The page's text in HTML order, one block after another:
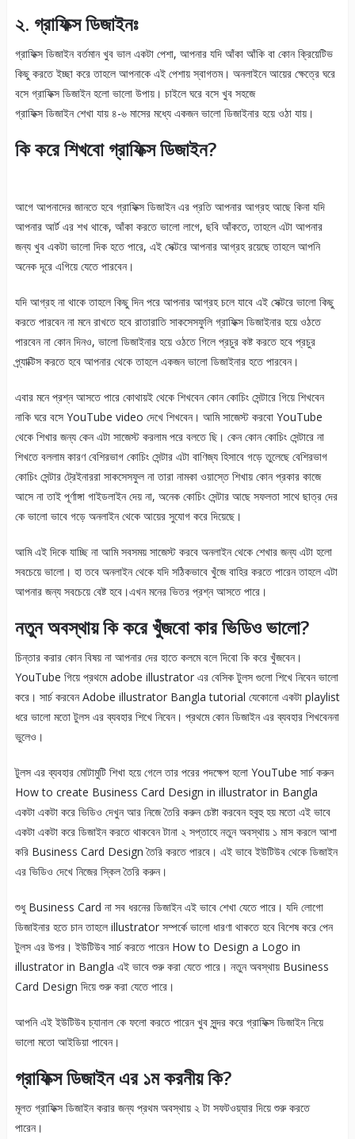
২. গ্রাফিক্স ডিজাইনঃ
গ্রাফিক্স ডিজাইন বর্তমান খুব ভাল একটা পেশা, আপনার যদি আঁকা আঁকি বা কোন ক্রিয়েটিভ
কিছু করতে ইচ্ছা করে তাহলে আপনাকে এই পেশায় স্বাগতম। অনলাইনে আয়ের ক্ষেত্রে ঘরে
বসে গ্রাফিক্স ডিজাইন হলো ভালো উপায়। চাইলে ঘরে বসে খুব সহজে
গ্রাফিক্স ডিজাইন শেখা যায় ৪-৬ মাসের মধ্যে একজন ভালো ডিজাইনার হয়ে ওঠা যায়।
কি করে শিখবো গ্রাফিক্স ডিজাইন?
আগে আপনাদের জানতে হবে গ্রাফিক্স ডিজাইন এর প্রতি আপনার আগ্রহ আছে কিনা যদি
আপনার আর্ট এর শখ থাকে, আঁকা করতে ভালো লাগে, ছবি আঁকতে, তাহলে এটা আপনার
জন্য খুব একটা ভালো দিক হতে পারে, এই সেক্টরে আপনার আগ্রহ রয়েছে তাহলে আপনি
অনেক দূরে এগিয়ে যেতে পারবেন।
যদি আগ্রহ না থাকে তাহলে কিছু দিন পরে আপনার আগ্রহ চলে যাবে এই সেক্টরে ভালো কিছু
করতে পারবেন না মনে রাখতে হবে রাতারাতি সাকসেসফুলি গ্রাফিক্স ডিজাইনার হয়ে ওঠতে
পারবেন না কোন দিনও, ভালো ডিজাইনার হয়ে ওঠতে গিলে প্রচুর কষ্ট করতে হবে প্রচুর
প্র্যাক্টিস করতে হবে আপনার থেকে তাহলে একজন ভালো ডিজাইনার হতে পারবেন।
এবার মনে প্রশ্ন আসতে পারে কোথায়ই থেকে শিখবেন কোন কোচিং সেন্টারে গিয়ে শিখবেন
নাকি ঘরে বসে YouTube video দেখে শিখবেন। আমি সাজেস্ট করবো YouTube
থেকে শিখার জন্য কেন এটা সাজেস্ট করলাম পরে বলতে ছি। কেন কোন কোচিং সেন্টারে না
শিখতে বললাম কারণ বেশিরভাগ কোচিং সেন্টার এটা বাণিজ্য হিসাবে গড়ে তুলেছে বেশিরভাগ
কোচিং সেন্টার ট্রেইনাররা সাকসেসফুল না তারা নামকা ওয়াস্তে শিখায় কোন প্রকার কাজে
আসে না তাই পূর্ণাঙ্গা গাইডলাইন দেয় না, অনেক কোচিং সেন্টার আছে সফলতা সাথে ছাত্র দের
কে ভালো ভাবে গড়ে অনলাইন থেকে আয়ের সুযোগ করে দিয়েছে।
আমি এই দিকে যাচ্ছি না আমি সবসময় সাজেস্ট করবে অনলাইন থেকে শেখার জন্য এটা হলো
সবচেয়ে ভালো। হা তবে অনলাইন থেকে যদি সঠিকভাবে খুঁজে বাহির করতে পারেন তাহলে এটা
আপনার জন্য সবচেয়ে বেষ্ট হবে।এখন মনের ভিতর প্রশ্ন আসতে পারে।
নতুন অবস্থায় কি করে খুঁজবো কার ভিডিও ভালো?
চিন্তার করার কোন বিষয় না আপনার দের হাতে কলমে বলে দিবো কি করে খুঁজবেন।
YouTube গিয়ে প্রথমে adobe illustrator এর বেসিক টুলস গুলো শিখে নিবেন ভালো
করে। সার্চ করবেন Adobe illustrator Bangla tutorial যেকোনো একটা playlist
ধরে ভালো মতো টুলস এর ব্যবহার শিখে নিবেন। প্রথমে কোন ডিজাইন এর ব্যবহার শিখবেননা
ভুলেও।
টুলস এর ব্যবহার মোটামুটি শিখা হয়ে গেলে তার পরের পদক্ষেপ হলো YouTube সার্চ করুন
How to create Business Card Design in illustrator in Bangla
একটা একটা করে ভিডিও দেখুন আর নিজে তৈরি করুন চেষ্টা করবেন হবুহু হয় মতো এই ভাবে
একটা একটা করে ডিজাইন করতে থাকবেন টানা ২ সপ্তাহে নতুন অবস্থায় ১ মাস করলে আশা
করি Business Card Design তৈরি করতে পারবে। এই ভাবে ইউটিউব থেকে ডিজাইন
এর ভিডিও দেখে নিজের স্কিল তৈরি করুন।
শুধু Business Card না সব ধরনের ডিজাইন এই ভাবে শেখা যেতে পারে। যদি লোগো
ডিজাইনার হতে চান তাহলে illustrator সম্পর্কে ভালো ধারণা থাকতে হবে বিশেষ করে পেন
টুলস এর উপর। ইউটিউব সার্চ করতে পারেন How to Design a Logo in
illustrator in Bangla এই ভাবে শুরু করা যেতে পারে। নতুন অবস্থায় Business
Card Design দিয়ে শুরু করা যেতে পারে।
আপনি এই ইউটিউব চ্যানাল কে ফলো করতে পারেন খুব সুন্দর করে গ্রাফিক্স ডিজাইন নিয়ে
ভালো মতো আইডিয়া পাবেন।
গ্রাফিক্স ডিজাইন এর ১ম করনীয় কি?
মূলত গ্রাফিক্স ডিজাইন করার জন্য প্রথম অবস্থায় ২ টা সফটওয়্যার দিয়ে শুরু করতে
পারেন।